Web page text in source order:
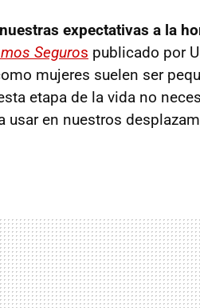
expectativas a la
Seguros publicado por
mujeres suelen ser
etapa de la vida no
en nuestros